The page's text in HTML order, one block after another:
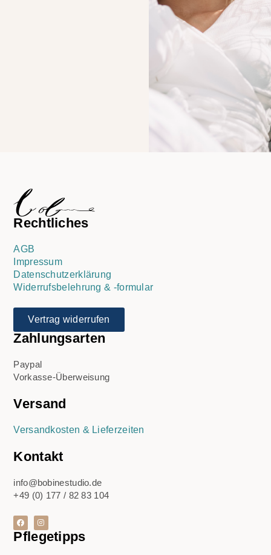
Rechtliches
AGB
Impressum
Datenschutzerklärung
Widerrufsbelehrung & -formular
Vertrag widerrufen
Zahlungsarten
Paypal
Vorkasse-Überweisung
Versand
Versandkosten & Lieferzeiten
Kontakt
info@bobinestudio.de
+49 (0) 177 / 82 83 104
Pflegetipps